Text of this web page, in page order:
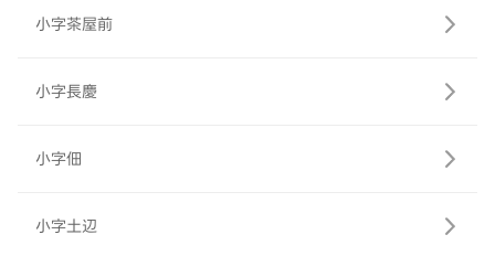
小字茶屋前
小字長慶
小字佃
小字土辺